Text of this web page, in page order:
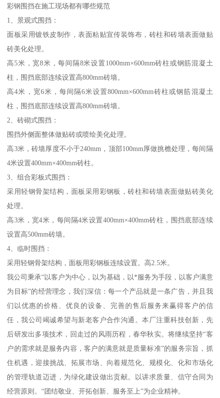
彩钢围挡在施工现场都有哪些规范
1、景观式围挡：
面板采用镀铁皮制作，表面粘贴宣传装饰布，砖柱和砖墙表面做贴
砖美化处理。
高5米，宽8米，每间隔8米设置1000mm×600mm砖柱或钢筋混凝土
柱，围挡底部连续设置高800mm砖墙。
高4米，宽6米，每间隔6米设置800mm×600mm砖柱或钢筋混凝土
柱，围挡底部连续设置高800mm砖墙。
2、砖砌式围挡：
围挡外侧面整体做贴砖或喷绘美化处理。
高3米，砖墙厚度不小于240mm，顶部100mm厚做挑檐处理，每间隔
4米设置400mm×400mm砖柱。
3、组合彩板式围挡：
采用轻钢骨架结构，面板采用彩钢板，砖柱和砖墙表面做贴砖美化
处理。
高3米，宽4米，每间隔4米设置400mm×400mm砖柱，围挡底部连续
设置高500mm砖墙。
4、临时围挡：
采用轻钢骨架结构，面板用彩钢板连续设置。高2.5米。
我公司秉承“以客户为中心，以为基础，以*服务为手段，以客户满意
为目标”的经营理念，我们深信：每一个产品就是一条广告，并且我
们以优惠的价格、优良的设备、完善的售后服务来赢得客户的信
任，我公司竭诚希望与新老客户合作沟通。本厂注重科技创新，先
后研发出多项技术，回走过的风雨历程，春华秋实。将继续坚持“客
户的需求就是服务内容，客户的满意就是质量标准”的服务宗旨，抓
住机遇，迎接挑战、拓展市场、向着规范化、规模化、化和市场化
的管理轨道迈进，为绿化建设做出贡献。以讲求质量、信守合同为
经营原则。“团结敬业、开拓创新、服务至上”为企业精神。